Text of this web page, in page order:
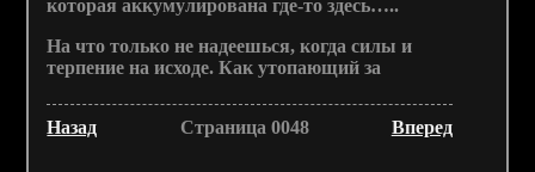
которая аккумулирована где-то здесь…..
На что только не надеешься, когда силы и
терпение на исходе. Как утопающий за
Назад Страница 0048 Вперед